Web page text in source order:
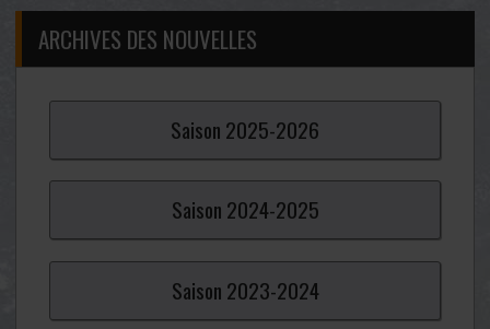
ARCHIVES DES NOUVELLES
Saison 2025-2026
Saison 2024-2025
Saison 2023-2024